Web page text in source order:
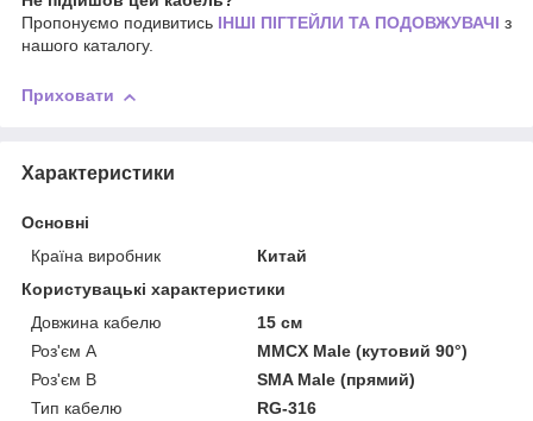
Пропонуємо подивитись ІНШІ ПІГТЕЙЛИ ТА ПОДОВЖУВАЧІ з
нашого каталогу.
Приховати
Характеристики
Основні
Країна виробник
Китай
Користувацькі характеристики
Довжина кабелю
15 см
Роз'єм A
MMCX Male (кутовий 90°)
Роз'єм B
SMA Male (прямий)
Тип кабелю
RG-316